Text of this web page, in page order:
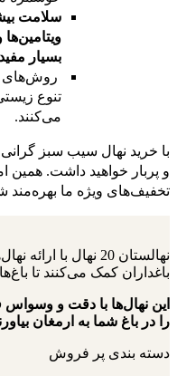
سلامت
بسیار
روش‌های
تنوع
می‌کنند.
با خرید نهال سیب سبز
و پربار خواهید داشت. همین
تخفیف‌های ویژه ما بهره‌مند
نهالستان 20 نهال با
باغداران کمک می‌کنند تا
این نهال‌ها با دقت و وسواس
را در باغ شما به ارمغان
دسته بندی پر فروش